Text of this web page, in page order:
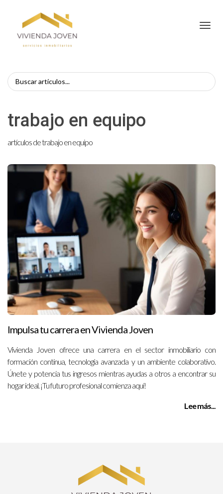
trabajo en equipo
artículos de trabajo en equipo
Impulsa tu carrera en Vivienda Joven
Vivienda Joven ofrece una carrera en el sector inmobiliario con
formación continua, tecnología avanzada y un ambiente colaborativo.
Únete y potencia tus ingresos mientras ayudas a otros a encontrar su
hogar ideal. ¡Tu futuro profesional comienza aquí!
Lee más...